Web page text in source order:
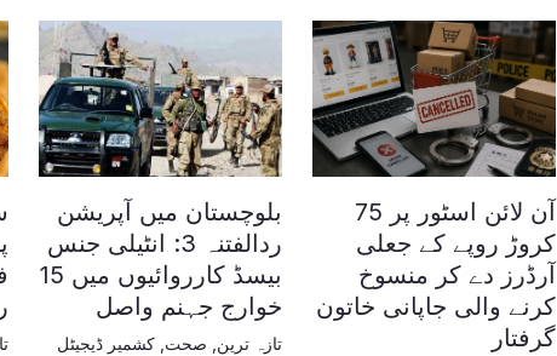
آن لائن اسٹور پر 75
کروڑ روپے کے جعلی
آرڈرز دے کر منسوخ
کرنے والی جاپانی خاتون
گرفتار
بلوچستان میں آپریشن
ردالفتنہ 3: انٹیلی جنس
بیسڈ کارروائیوں میں 15
خوارج جہنم واصل
تازہ ترین صحت ,کشمیر ڈیجیٹل